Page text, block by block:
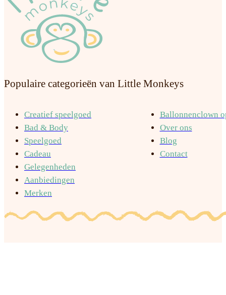
Populaire categorieën van Little Monkeys
Creatief speelgoed
Bad & Body
Speelgoed
Cadeau
Gelegenheden
Aanbiedingen
Merken
Ballonnenclown
Over ons
Blog
Contact